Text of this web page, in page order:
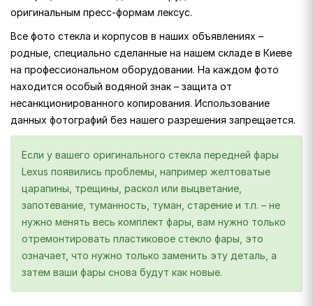
оригинальным пресс-формам лексус.
Все фото стекла и корпусов в наших объявлениях –
родные, специально сделанные на нашем складе в Киеве
на профессиональном оборудовании. На каждом фото
находится особый водяной знак – защита от
несанкционированного копирования. Использование
данных фотографий без нашего разрешения запрещается.
Если у вашего оригинального стекла передней фары
Lexus появились проблемы, например желтоватые
царапины, трещины, раскол или выцветание,
запотевание, туманность, туман, старение и т.п. – не
нужно менять весь комплект фары, вам нужно только
отремонтировать пластиковое стекло фары, это
означает, что нужно только заменить эту деталь, а
затем ваши фары снова будут как новые.